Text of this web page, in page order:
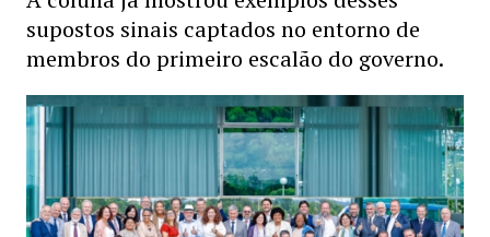
supostos sinais captados no entorno de
membros do primeiro escalão do governo.